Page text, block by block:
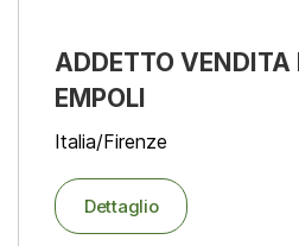
ADDETTO
EMPOLI
Italia/Firenze
Dettaglio